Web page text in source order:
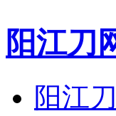
阳江刀
阳江